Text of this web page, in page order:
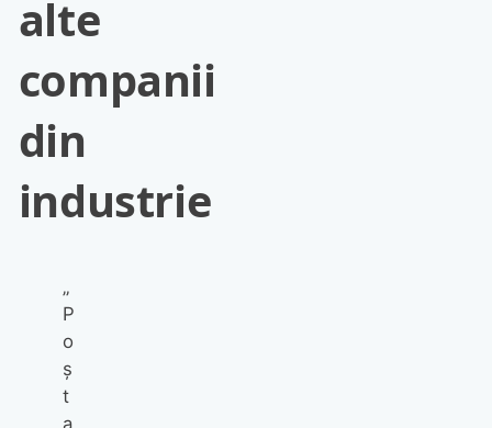
alte
companii
din
industrie
„
P
o
ș
t